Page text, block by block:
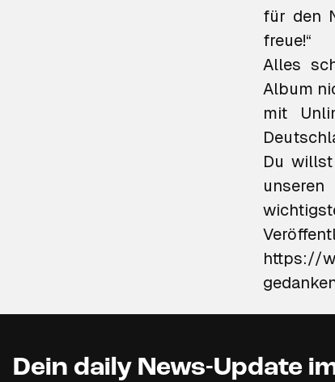
für den
freue!“
Alles
Album
mit
Du
https://
Dein daily News-Update